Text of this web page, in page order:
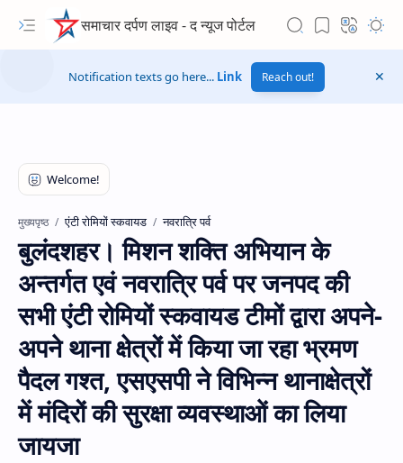
समाचार दर्पण लाइव - द न्यूज पोर्टल
Hidden Menu
Notification texts go here... Link Reach out!
मुख्यपृष्ठ एंटी रोमियों स्कवायड नवरात्रि पर्व
बुलंदशहर। मिशन शक्ति अभियान के
अन्तर्गत एवं नवरात्रि पर्व पर जनपद की
सभी एंटी रोमियों स्कवायड टीमों द्वारा अपने-
अपने थाना क्षेत्रों में किया जा रहा भ्रमण
पैदल गश्त, एसएसपी ने विभिन्न थानाक्षेत्रों
में मंदिरों की सुरक्षा व्यवस्थाओं का लिया
जायजा